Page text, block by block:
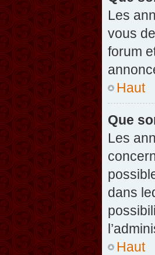
Les
vous
forum
Haut
Que
Les
dans
Haut